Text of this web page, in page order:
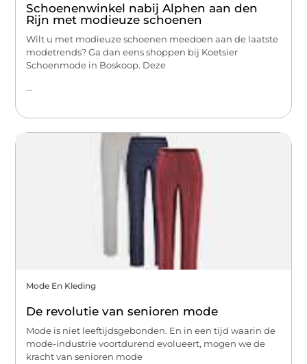
Schoenenwinkel nabij Alphen aan den
Rijn met modieuze schoenen
Wilt u met modieuze schoenen meedoen aan de laatste
modetrends? Ga dan eens shoppen bij Koetsier
Schoenmode in Boskoop. Deze
...
Mode En Kleding
De revolutie van senioren mode
Mode is niet leeftijdsgebonden. En in een tijd waarin de
mode-industrie voortdurend evolueert, mogen we de
kracht van senioren mode